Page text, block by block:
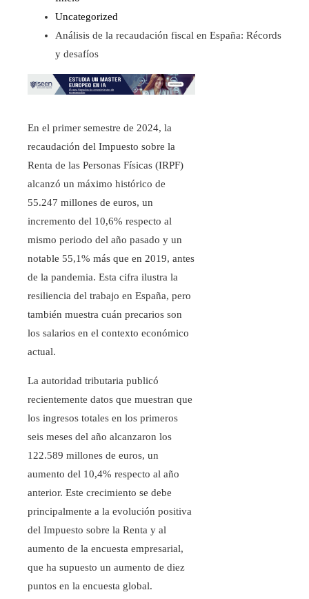
Uncategorized
Análisis de la recaudación fiscal en España: Récords
y desafíos
En el primer semestre de 2024, la
recaudación del Impuesto sobre la
Renta de las Personas Físicas (IRPF)
alcanzó un máximo histórico de
55.247 millones de euros, un
incremento del 10,6% respecto al
mismo periodo del año pasado y un
notable 55,1% más que en 2019, antes
de la pandemia. Esta cifra ilustra la
resiliencia del trabajo en España, pero
también muestra cuán precarios son
los salarios en el contexto económico
actual.
La autoridad tributaria publicó
recientemente datos que muestran que
los ingresos totales en los primeros
seis meses del año alcanzaron los
122.589 millones de euros, un
aumento del 10,4% respecto al año
anterior. Este crecimiento se debe
principalmente a la evolución positiva
del Impuesto sobre la Renta y al
aumento de la encuesta empresarial,
que ha supuesto un aumento de diez
puntos en la encuesta global.